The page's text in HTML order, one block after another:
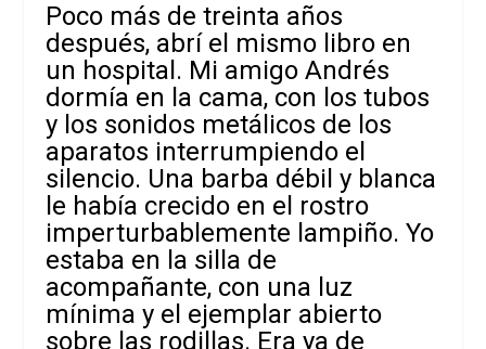
Poco más de treinta años
después, abrí el mismo libro en
un hospital. Mi amigo Andrés
dormía en la cama, con los tubos
y los sonidos metálicos de los
aparatos interrumpiendo el
silencio. Una barba débil y blanca
le había crecido en el rostro
imperturbablemente lampiño. Yo
estaba en la silla de
acompañante, con una luz
mínima y el ejemplar abierto
sobre las rodillas. Era ya de